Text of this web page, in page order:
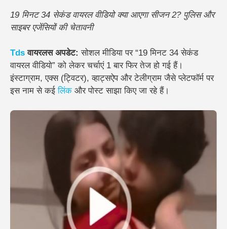
19 मिनट 34 सेकंड वायरल वीडियो क्या आएगा सीजन 2? पुलिस और
साइबर एजेंसियों की चेतावनी
Tds वायरलस अपडेट: सोशल मीडिया पर “19 मिनट 34 सेकंड
वायरल वीडियो” को लेकर चर्चाएं 1 बार फिर तेज हो गई हैं।
इंस्टाग्राम, एक्स (ट्विटर), व्हाट्सऐप और टेलीग्राम जैसे प्लेटफॉर्म पर
इस नाम से कईलिंक और पोस्ट साझा किए जा रहे हैं।